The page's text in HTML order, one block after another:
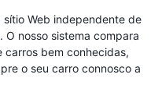
sítio Web independente de
nosso sistema compara
bem conhecidas,
o seu carro connosco a